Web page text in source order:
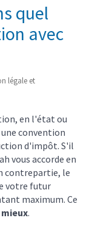
quel
avec
légale et
en l'état ou
convention
d'impôt. S'il
vous accorde en
contrepartie, le
votre futur
maximum. Ce
.